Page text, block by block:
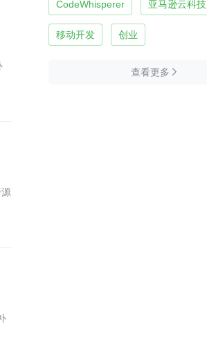
CodeWhisperer 亚马逊云科技
移动开发 创业
查看更多 